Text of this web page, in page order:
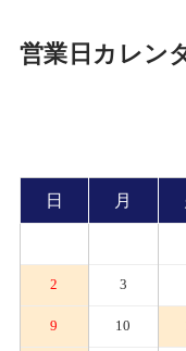
営業日カレン
日 月
2 3
9 10